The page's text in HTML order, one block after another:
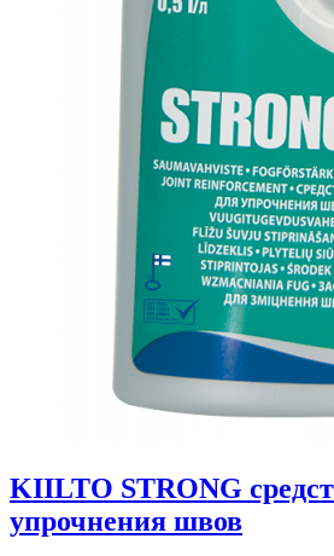
KIILTO STRONG
упрочнения швов